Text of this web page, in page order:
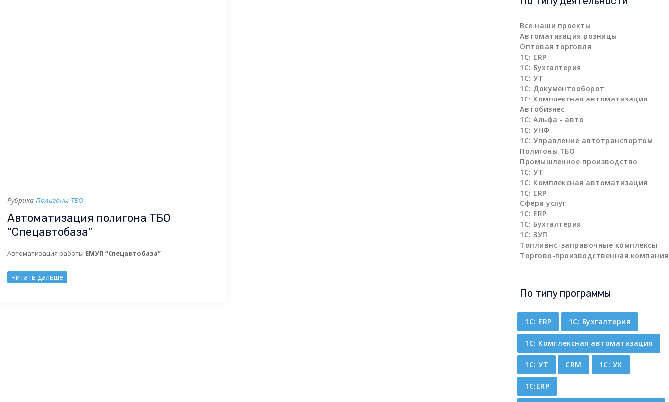
Все наши проекты
Автоматизация розницы
Оптовая торговля
1C: ERP
1С: Бухгалтерия
1С: УТ
1С: Документооборот
1С: Комплексная автоматизация
Автобизнес
1С: Альфа - авто
1С: УНФ
1С: Управление автотранспортом
Полигоны ТБО
Промышленное производство
1С: УТ
1С: Комплексная автоматизация
1С: ERP
Сфера услуг
1С: ERP
1С: Бухгалтерия
1С: ЗУП
Топливно-заправочные комплексы
Торгово-производственная компания
По типу программы
1C: ERP 1С: Бухгалтерия
1С: Комплексная автоматизация
1С: УТ CRM 1С: УХ
1С:ERP
Рубрика Полигоны ТБО
Автоматизация полигона ТБО
“Спецавтобаза”
Автоматизация работы ЕМУП “Спецавтобаза”
Читать дальше